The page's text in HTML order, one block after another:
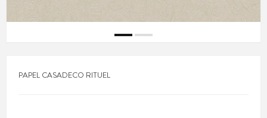
PAPEL CASADECO RITUEL